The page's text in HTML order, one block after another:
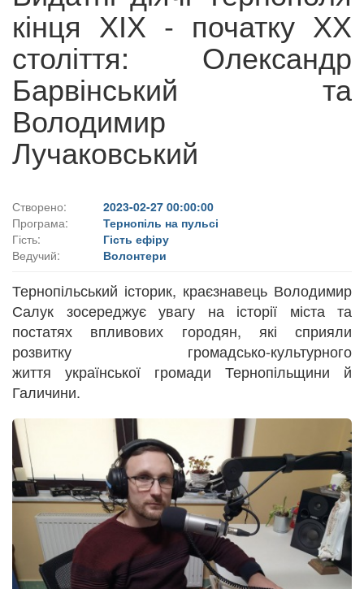
кінця ХІХ - початку ХХ
століття: Олександр
Барвінський та
Володимир
Лучаковський
Створено:
2023-02-27 00:00:00
Програма:
Тернопіль на пульсі
Гість:
Гість ефіру
Ведучий:
Волонтери
Тернопільський історик, краєзнавець Володимир
Салук зосереджує увагу на історії міста та
постатях впливових городян, які сприяли
розвитку громадсько-культурного
життя української громади Тернопільщини й
Галичини.